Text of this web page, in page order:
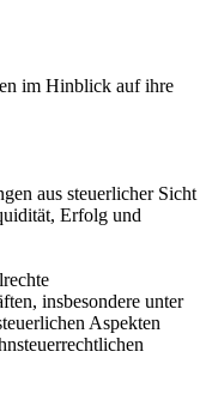
im Hinblick auf ihre
aus steuerlicher Sicht
Erfolg und
insbesondere unter
Aspekten